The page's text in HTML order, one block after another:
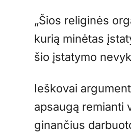
„Šios religinės
kurią minėtas
šio įstatymo
Ieškovai
apsaugą remianti
ginančius